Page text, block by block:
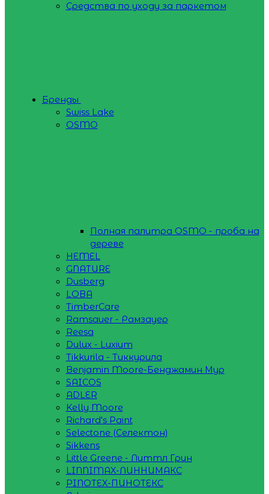
Средства по уходу за паркетом
Бренды
Swiss Lake
OSMO
Полная палитра OSMO - проба на
дереве
HEMEL
GNATURE
Dusberg
LOBA
TimberCare
Ramsauer - Рамзауер
Reesa
Dulux - Luxium
Tikkurila - Тиккурила
Benjamin Moore-Бенджамин Мур
SAICOS
ADLER
Kelly Moore
Richard's Paint
Selectone (Селектон)
Sikkens
Little Greene - Литтл Грин
LINNIMAX-ЛИННИМАКС
PINOTEX-ПИНОТЕКС